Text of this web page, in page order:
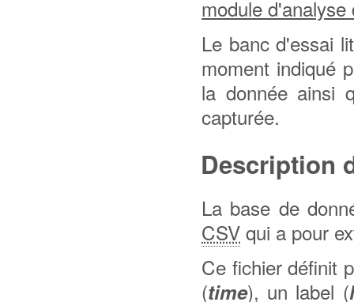
module
Le banc d'essai
moment indiqué
la donnée ainsi
capturée.
Description
La base de
CSV qui a pour
Ce fichier définit
(time), un label (